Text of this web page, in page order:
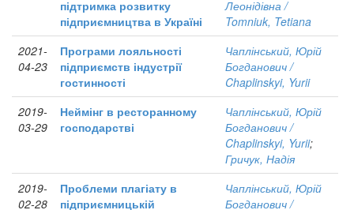
підтримка розвитку
підприємництва в Україні
Леонідівна /
Tomniuk, Tetiana
2021-
04-23
Програми лояльності
підприємств індустрії
гостинності
Чаплінський, Юрій
Богданович /
Chaplinskyi, Yurii
2019-
03-29
Неймінг в ресторанному
господарстві
Чаплінський, Юрій
Богданович /
Chaplinskyi, Yurii;
Гричук, Надія
2019-
02-28
Проблеми плагіату в
підприємницькій
Чаплінський, Юрій
Богданович /